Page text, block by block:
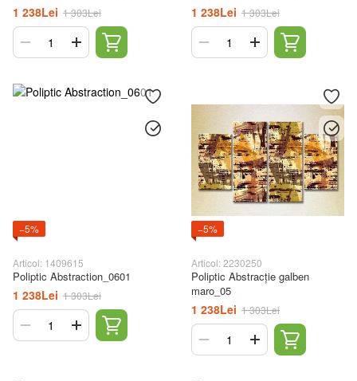
1 238Lei 1 303Lei 1 238Lei 1 303Lei
−5%
Articol: 1409615
Poliptic Abstraction_0601
1 238Lei 1 303Lei
−5%
Articol: 2230250
Poliptic Abstracție galben
maro_05
1 238Lei 1 303Lei